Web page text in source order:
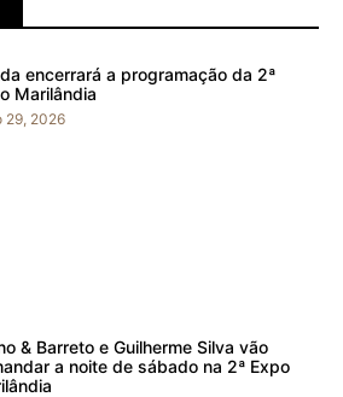
encerrará a programação da 2ª
Marilândia
29, 2026
& Barreto e Guilherme Silva vão
a noite de sábado na 2ª Expo